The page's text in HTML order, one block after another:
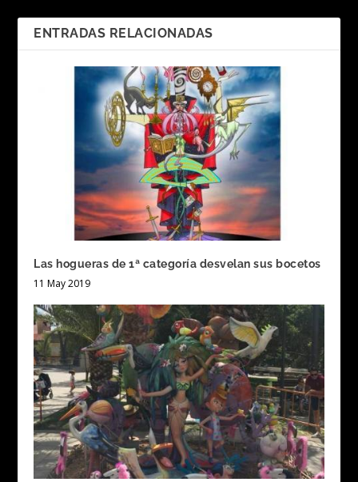
ENTRADAS RELACIONADAS
Las hogueras de 1ª categoría desvelan sus bocetos
11 May 2019